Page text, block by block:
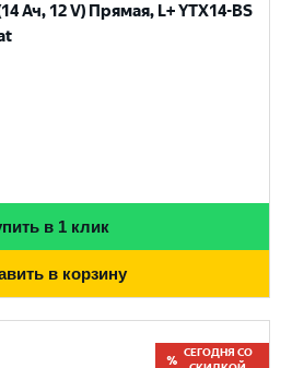
Ач, 12 V) Прямая, L+ YTX14-BS
в 1 клик
в корзину
СЕГОДНЯ СО